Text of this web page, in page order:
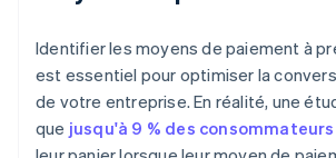
Identifier les moyens de paiement à
est essentiel pour optimiser la
de votre entreprise. En réalité, une
que jusqu'à 9 % des consommateurs